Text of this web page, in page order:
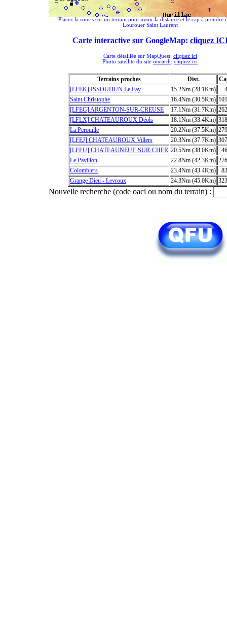
Placez la souris sur un terrain pour avoir la distance et le cap à prendre
Lourouer Saint Laurent
Carte interactive sur GoogleMap: cliquez
Carte détaillée sur MapQuest: cliquez ici
Photo satellite du site onearth: cliquez ici
Terrains proches Dist.
[LFEK] ISSOUDUN Le Fay
15.2Nm (28.1Km)
Saint Christophe
16.4Nm (30.5Km)
[LFEG] ARGENTON-SUR-CREUSE
17.1Nm (31.7Km)
[LFLX] CHATEAUROUX Déols
18.1Nm (33.4Km)
La Perouille
20.2Nm (37.5Km)
[LFEJ] CHATEAUROUX Villers
20.3Nm (37.7Km)
[LFFU] CHATEAUNEUF-SUR-CHER 20.5Nm (38.0Km)
Le Pavillon
22.8Nm (42.3Km)
Colombiers
23.4Nm (43.4Km)
Grange Dieu - Levroux
24.3Nm (45.0Km)
Nouvelle recherche (code oaci ou nom du terrain) :